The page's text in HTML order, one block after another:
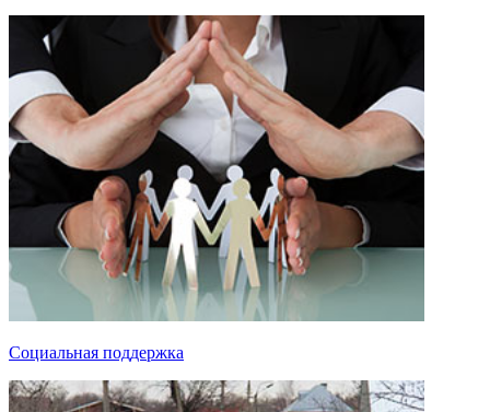
Социальная поддержка